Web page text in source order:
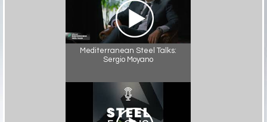
Mediterranean Steel Talks:
Sergio Moyano